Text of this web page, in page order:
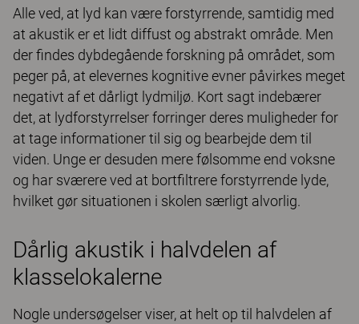
Alle ved, at lyd kan være forstyrrende, samtidig med
at akustik er et lidt diffust og abstrakt område. Men
der findes dybdegående forskning på området, som
peger på, at elevernes kognitive evner påvirkes meget
negativt af et dårligt lydmiljø. Kort sagt indebærer
det, at lydforstyrrelser forringer deres muligheder for
at tage informationer til sig og bearbejde dem til
viden. Unge er desuden mere følsomme end voksne
og har sværere ved at bortfiltrere forstyrrende lyde,
hvilket gør situationen i skolen særligt alvorlig.
Dårlig akustik i halvdelen af
klasselokalerne
Nogle undersøgelser viser, at helt op til halvdelen af